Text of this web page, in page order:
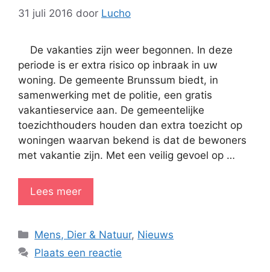
31 juli 2016 door Lucho
De vakanties zijn weer begonnen. In deze
periode is er extra risico op inbraak in uw
woning. De gemeente Brunssum biedt, in
samenwerking met de politie, een gratis
vakantieservice aan. De gemeentelijke
toezichthouders houden dan extra toezicht op
woningen waarvan bekend is dat de bewoners
met vakantie zijn. Met een veilig gevoel op …
Lees meer
Categorieën
Mens, Dier & Natuur, Nieuws
Plaats een reactie